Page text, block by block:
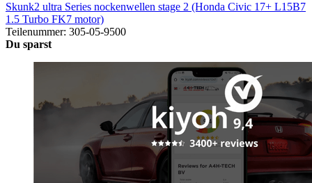
Skunk2 ultra Series nockenwellen stage 2 (Honda Civic 17+ L15B7
1.5 Turbo FK7 motor)
Teilenummer: 305-05-9500
Du sparst